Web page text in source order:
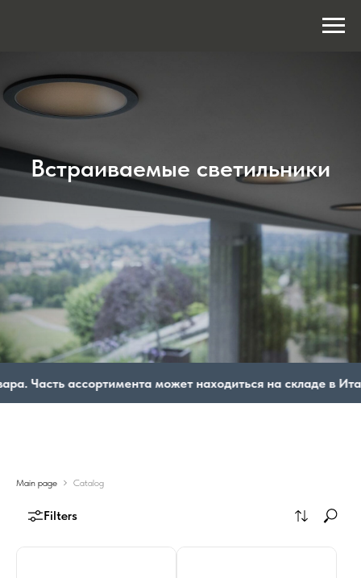
Встраиваемые светильники
ассортимента может находиться на складе в Италии. ⏱️
Main page Catalog
Filters